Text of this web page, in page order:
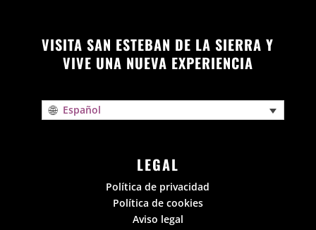
VISITA SAN ESTEBAN DE LA SIERRA Y
VIVE UNA NUEVA EXPERIENCIA
Español
LEGAL
Política de privacidad
Política de cookies
Aviso legal